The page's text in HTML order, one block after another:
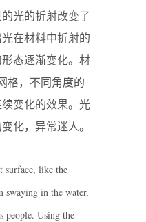
光的折射改变了
在材料中折射的
态逐渐变化。材
格，不同角度的
变化的效果。光
化，异常迷人。
surface, like the
swaying in the water,
people. Using the